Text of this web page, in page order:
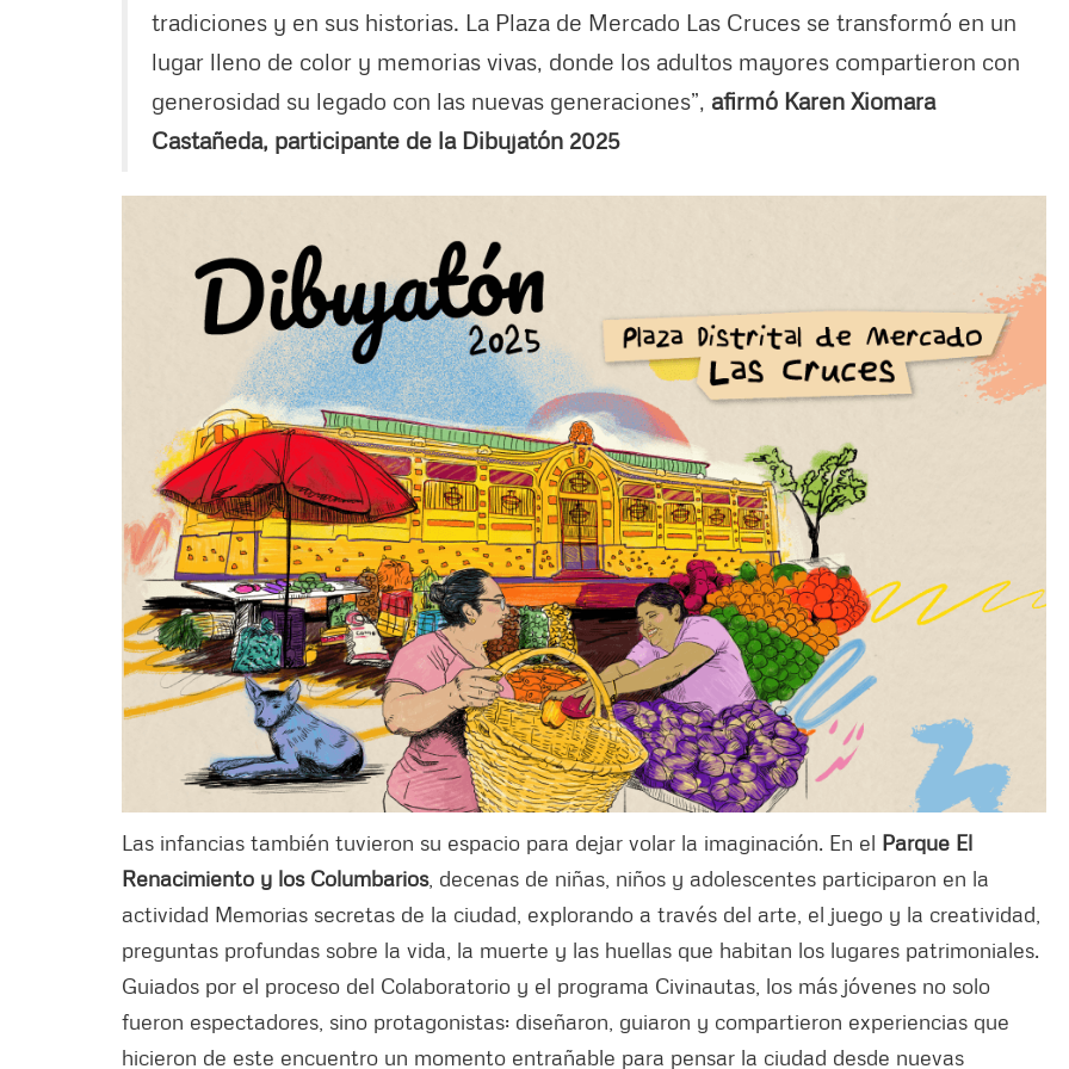
tradiciones y en sus historias. La Plaza de Mercado Las Cruces se transformó en un
lugar lleno de color y memorias vivas, donde los adultos mayores compartieron con
generosidad su legado con las nuevas generaciones”, afirmó Karen Xiomara
Castañeda, participante de la Dibujatón 2025
Las infancias también tuvieron su espacio para dejar volar la imaginación. En el Parque El
Renacimiento y los Columbarios, decenas de niñas, niños y adolescentes participaron en la
actividad Memorias secretas de la ciudad, explorando a través del arte, el juego y la creatividad,
preguntas profundas sobre la vida, la muerte y las huellas que habitan los lugares patrimoniales.
Guiados por el proceso del Colaboratorio y el programa Civinautas, los más jóvenes no solo
fueron espectadores, sino protagonistas: diseñaron, guiaron y compartieron experiencias que
hicieron de este encuentro un momento entrañable para pensar la ciudad desde nuevas